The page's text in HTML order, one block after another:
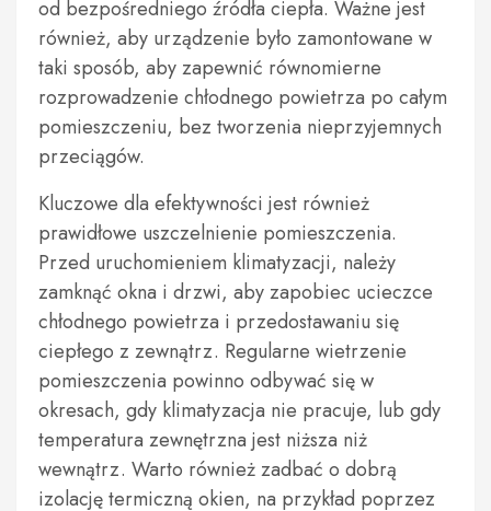
od bezpośredniego źródła ciepła. Ważne jest
również, aby urządzenie było zamontowane w
taki sposób, aby zapewnić równomierne
rozprowadzenie chłodnego powietrza po całym
pomieszczeniu, bez tworzenia nieprzyjemnych
przeciągów.
Kluczowe dla efektywności jest również
prawidłowe uszczelnienie pomieszczenia.
Przed uruchomieniem klimatyzacji, należy
zamknąć okna i drzwi, aby zapobiec ucieczce
chłodnego powietrza i przedostawaniu się
ciepłego z zewnątrz. Regularne wietrzenie
pomieszczenia powinno odbywać się w
okresach, gdy klimatyzacja nie pracuje, lub gdy
temperatura zewnętrzna jest niższa niż
wewnątrz. Warto również zadbać o dobrą
izolację termiczną okien, na przykład poprzez